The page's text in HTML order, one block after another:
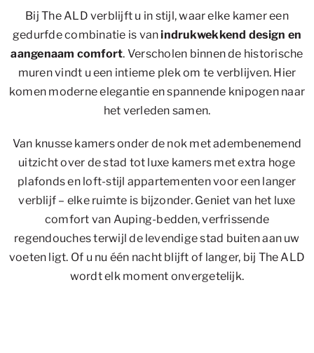
Bij The ALD verblijft u in stijl, waar elke kamer een
gedurfde combinatie is vanindrukwekkend design en
aangenaam comfort. Verscholen binnen de historische
muren vindt u een intieme plek om te verblijven. Hier
komen moderne elegantie en spannende knipogen naar
het verleden samen.
Van knusse kamers onder de nok met adembenemend
uitzicht over de stad tot luxe kamers met extra hoge
plafonds en loft-stijl appartementen voor een langer
verblijf – elke ruimte is bijzonder. Geniet van het luxe
comfort van Auping-bedden, verfrissende
regendouches terwijl de levendige stad buiten aan uw
voeten ligt. Of u nu één nacht blijft of langer, bij The ALD
wordt elk moment onvergetelijk.